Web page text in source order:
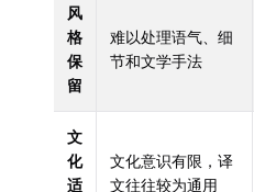
风
格
保
留
难以处理语气、细
节和文学手法
文
化
适
文化意识有限，译
文往往较为通用